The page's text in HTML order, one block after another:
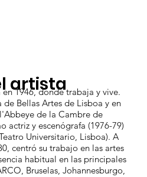
1946, donde trabaja y vive.
de Bellas Artes de Lisboa y en
de la Cambre de
actriz y escenógrafa (1976-79)
Universitario, Lisboa). A
centró su trabajo en las artes
habitual en las principales
Bruselas, Johannesburgo,
artista